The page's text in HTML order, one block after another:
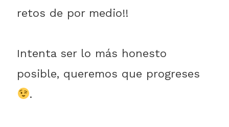
retos de por medio!!
Intenta ser lo más honesto
posible, queremos que progreses
.